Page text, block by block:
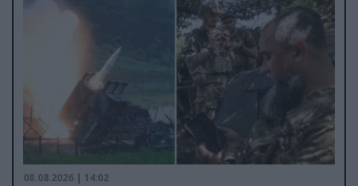
08.08.2026 | 14:02